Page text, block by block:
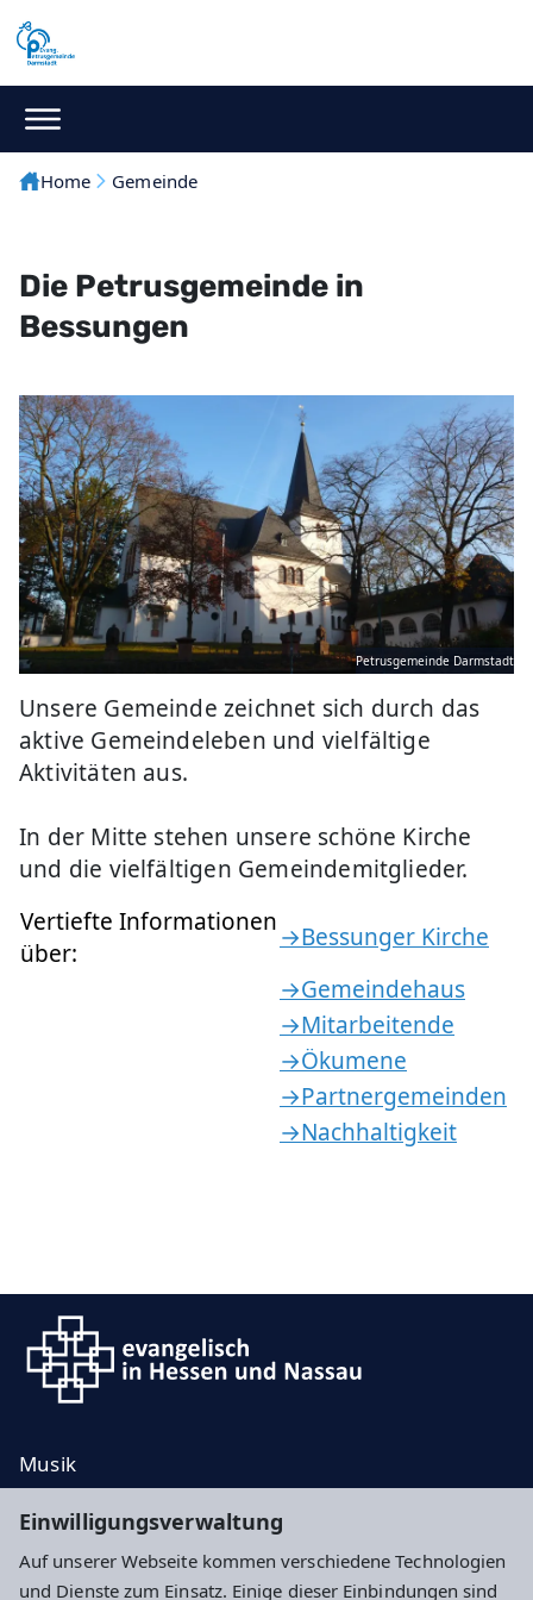
Einwilligungsverwaltung
Auf unserer Webseite kommen verschiedene Technologien
und Dienste zum Einsatz. Einige dieser Einbindungen sind
Home Gemeinde
Die Petrusgemeinde in
Bessungen
Petrusgemeinde Darmstadt
Unsere Gemeinde zeichnet sich durch das
aktive Gemeindeleben und vielfältige
Aktivitäten aus.
In der Mitte stehen unsere schöne Kirche
und die vielfältigen Gemeindemitglieder.
Vertiefte Informationen
über:
→Bessunger Kirche
→Gemeindehaus
→Mitarbeitende
→Ökumene
→Partnergemeinden
→Nachhaltigkeit
Musik
Kontakt
Spenden